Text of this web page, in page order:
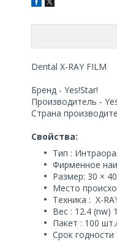
Dental X-RAY FILM
Бренд - Yes!Star!
Производитель -
Страна
Свойства:
Тип :
Фирменное
Размер: 30 ×
Место
Техника : X-
Вес : 12.4 (nw)
Пакет : 100
Срок годности